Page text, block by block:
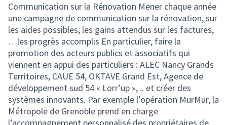
Communication sur la Rénovation Mener chaque année
une campagne de communication sur la rénovation, sur
les aides possibles, les gains attendus sur les factures,
…les progrès accomplis En particulier, faire la
promotion des acteurs publics et associatifs qui
viennent en appui des particuliers : ALEC Nancy Grands
Territoires, CAUE 54, OKTAVE Grand Est, Agence de
développement sud 54 « Lorr’up », .. et créer des
systèmes innovants. Par exemple l’opération MurMur, la
Métropole de Grenoble prend en charge